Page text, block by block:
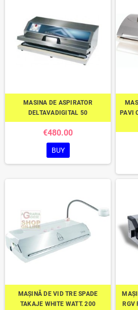
MASINA DE ASPIRATOR
DELTAVADIGITAL 50
€480.00
BUY
PAVI
MAȘINĂ DE VID TRE SPADE
TAKAJE WHITE WATT. 200
RGV